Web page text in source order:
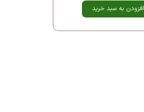
افزودن به سبد خرید